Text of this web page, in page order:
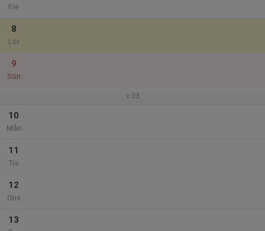
Fre
8
Lör
9
Sön
v.33
10
Mån
11
Tis
12
Ons
13